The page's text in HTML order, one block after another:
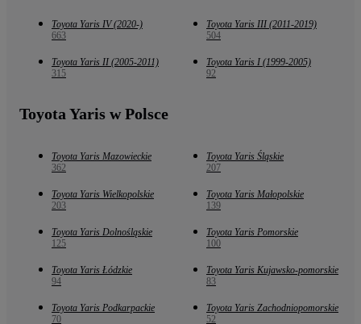
Toyota Yaris IV (2020-)
663
Toyota Yaris III (2011-2019)
504
Toyota Yaris II (2005-2011)
315
Toyota Yaris I (1999-2005)
92
Toyota Yaris w Polsce
Toyota Yaris Mazowieckie
362
Toyota Yaris Śląskie
207
Toyota Yaris Wielkopolskie
203
Toyota Yaris Małopolskie
139
Toyota Yaris Dolnośląskie
125
Toyota Yaris Pomorskie
100
Toyota Yaris Łódzkie
94
Toyota Yaris Kujawsko-pomorskie
83
Toyota Yaris Podkarpackie
70
Toyota Yaris Zachodniopomorskie
52